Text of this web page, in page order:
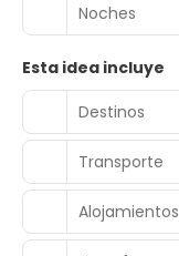
Noches
Esta idea incluye
Destinos
Transporte
Alojamientos